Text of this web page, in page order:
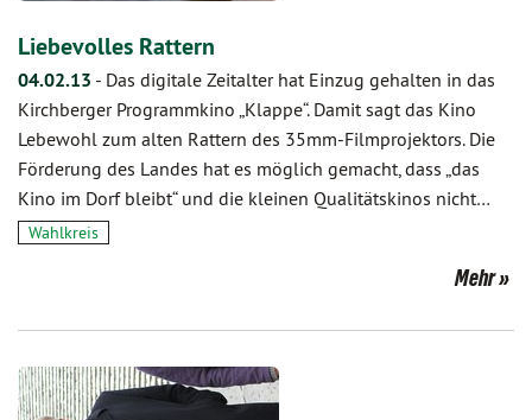
Liebevolles Rattern
04.02.13 - Das digitale Zeitalter hat Einzug gehalten in das
Kirchberger Programmkino „Klappe“. Damit sagt das Kino
Lebewohl zum alten Rattern des 35mm-Filmprojektors. Die
Förderung des Landes hat es möglich gemacht, dass „das
Kino im Dorf bleibt“ und die kleinen Qualitätskinos nicht…
Wahlkreis
Mehr